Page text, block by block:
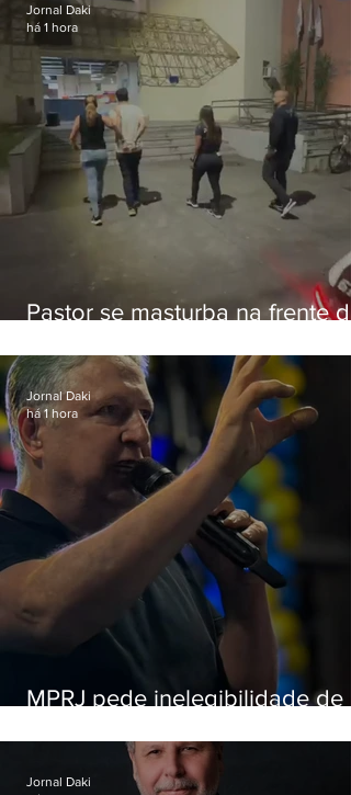
Pastor se masturba na frente de
Jornal Daki
há 1 hora
MPRJ pede inelegibilidade de
Jornal Daki
há 1 hora
Jornal Daki